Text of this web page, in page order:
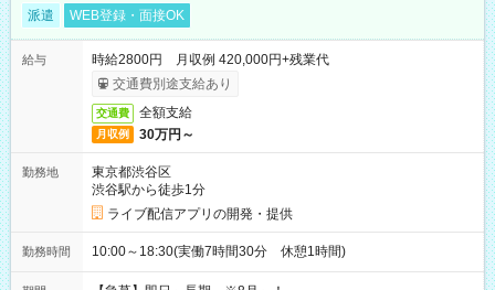
派遣 WEB登録・面接OK
給与
時給2800円 月収例 420,000円+残業代
交通費別途支給あり
交通費 全額支給
月収例 30万円～
勤務地
東京都渋谷区
渋谷駅から徒歩1分
ライブ配信アプリの開発・提供
勤務時間 10:00～18:30(実働7時間30分 休憩1時間)